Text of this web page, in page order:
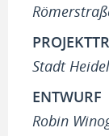
Stadt
ENTWURF
Robin